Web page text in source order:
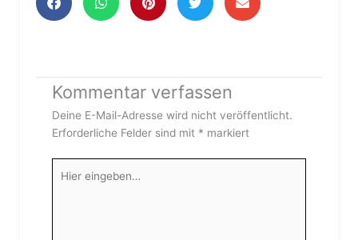
Kommentar verfassen
Deine E-Mail-Adresse wird nicht veröffentlicht.
Erforderliche Felder sind mit * markiert
eingeben…